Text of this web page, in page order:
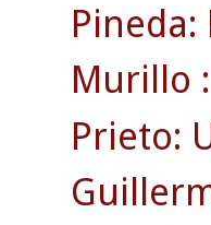
Murillo
Prieto: